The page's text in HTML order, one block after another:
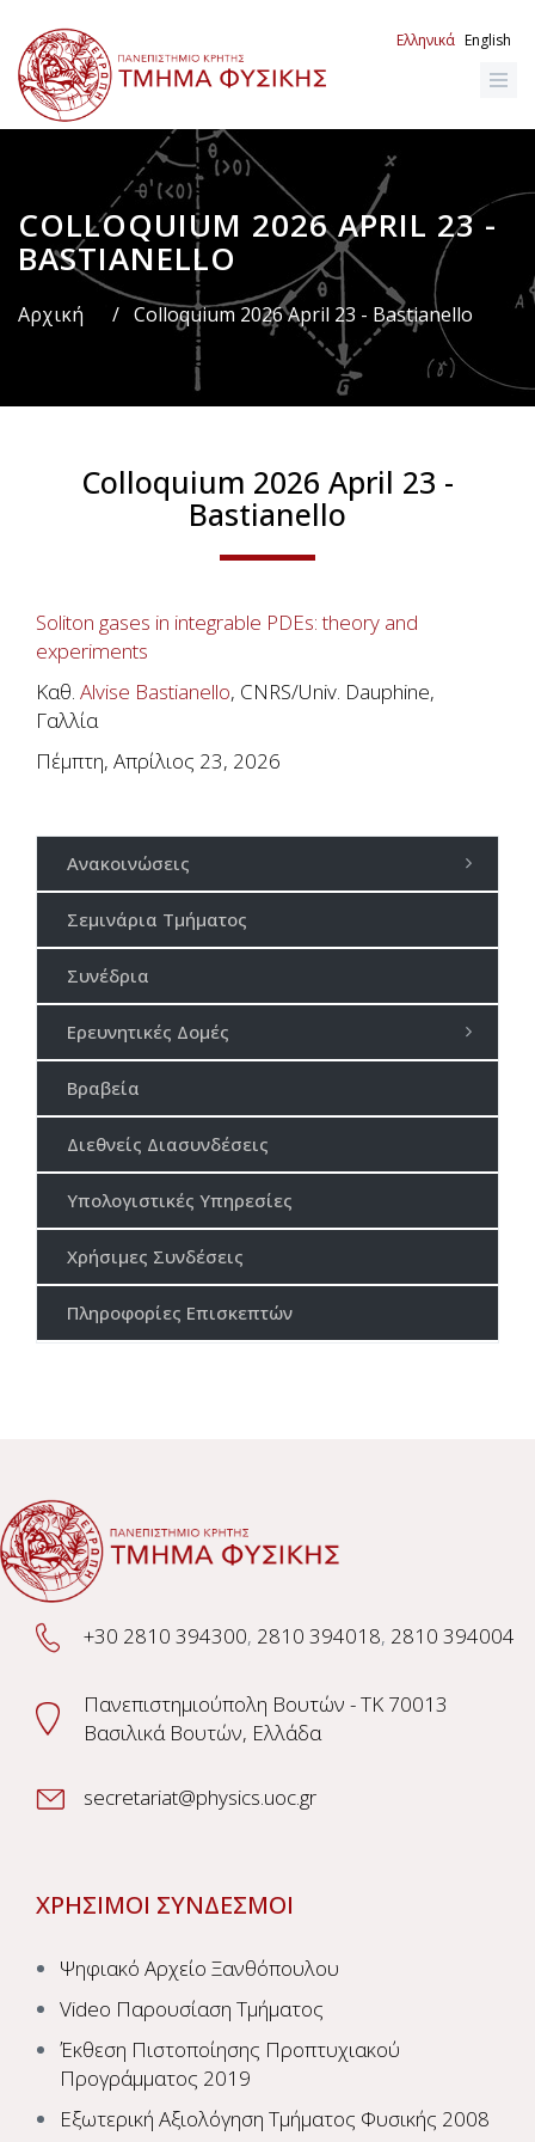
προς
το
κυρίως
περιεχόμενο
Ελληνικά English
COLLOQUIUM 2026 APRIL 23 -
BASTIANELLO
Breadcrumb
Αρχική / Colloquium 2026 April 23 - Bastianello
Colloquium 2026 April 23 -
Bastianello
Soliton gases in integrable PDEs: theory and
experiments
Καθ. Alvise Bastianello, CNRS/Univ. Dauphine,
Γαλλία
Πέμπτη, Απρίλιος 23, 2026
Ανακοινώσεις
Σεμινάρια Τμήματος
Συνέδρια
Ερευνητικές Δομές
Βραβεία
Διεθνείς Διασυνδέσεις
Υπολογιστικές Υπηρεσίες
Χρήσιμες Συνδέσεις
Πληροφορίες Επισκεπτών
+30 2810 394300, 2810 394018, 2810 394004
Πανεπιστημιούπολη Βουτών - TK 70013
Βασιλικά Βουτών, Ελλάδα
secretariat@physics.uoc.gr
ΧΡΗΣΙΜΟΙ ΣΥΝΔΕΣΜΟΙ
Ψηφιακό Αρχείο Ξανθόπουλου
Video Παρουσίαση Τμήματος
Έκθεση Πιστοποίησης Προπτυχιακού
Προγράμματος 2019
Εξωτερική Αξιολόγηση Τμήματος Φυσικής 2008